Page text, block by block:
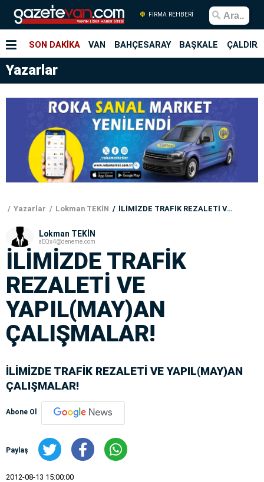
FİRMA REHBERİ
SON DAKİKA VAN BAHÇESARAY BAŞKALE
Yazarlar
Yazarlar Lokman TEKİN İLİMİZDE TRAFİK REZALETİ VE YAPIL(MAY)AN ÇALIŞMALAR!
Lokman TEKİN
aEQx4@deneme.com
İLİMİZDE TRAFİK
REZALETİ VE
YAPIL(MAY)AN
ÇALIŞMALAR!
İLİMİZDE TRAFİK REZALETİ VE YAPIL(MAY)AN
ÇALIŞMALAR!
Abone Ol
Paylaş
2012-08-13 15:00:00